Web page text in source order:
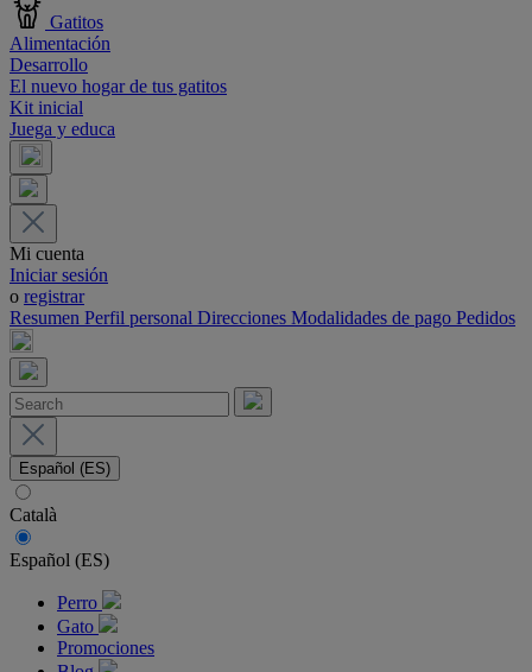
Gatitos
Alimentación
Desarrollo
El nuevo hogar de tus gatitos
Kit inicial
Juega y educa
Mi cuenta
Iniciar sesión
o registrar
Resumen Perfil personal Direcciones Modalidades de pago Pedidos
Español (ES)
Català
Español (ES)
Perro
Gato
Promociones